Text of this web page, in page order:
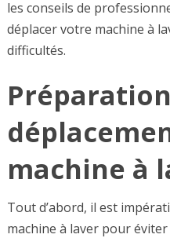
les conseils de
déplacer votre machine à
difficultés.
machine à
Tout d’abord, il est
machine à laver pour